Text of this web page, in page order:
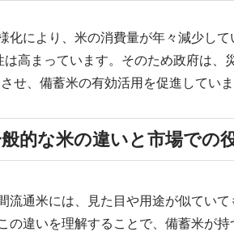
化により、米の消費量が年々減少し
は高まっています。そのため政府は
せ、備蓄米の有効活用を促進していま
的な米の違いと市場での
流通米には、見た目や用途が似ていて
の違いを理解することで、備蓄米が持